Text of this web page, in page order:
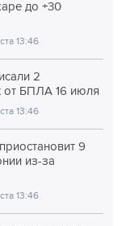
до +30
13:46
2
от БПЛА 16 июля
13:46
9
из-за
13:46